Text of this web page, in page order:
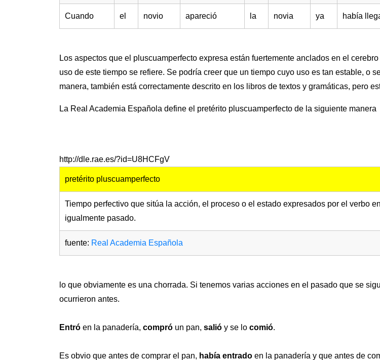
Cuando el novio apareció la novia ya había
Los aspectos que el pluscuamperfecto expresa están fuertemente anclados en el
uso de este tiempo se refiere. Se podría creer que un tiempo cuyo uso es tan estable, o
manera, también está correctamente descrito en los libros de textos y gramáticas, pero
La Real Academia Española define el pretérito pluscuamperfecto de la siguiente manera
http://dle.rae.es/?id=U8HCFgV
pretérito pluscuamperfecto
Tiempo perfectivo que sitúa la acción, el proceso o el estado expresados por el verbo
igualmente pasado.
fuente: Real Academia Española
lo que obviamente es una chorrada. Si tenemos varias acciones en el pasado que se
ocurrieron antes.
Entró en la panadería, compró un pan, salió y se lo comió.
Es obvio que antes de comprar el pan, había entrado en la panadería y que antes de